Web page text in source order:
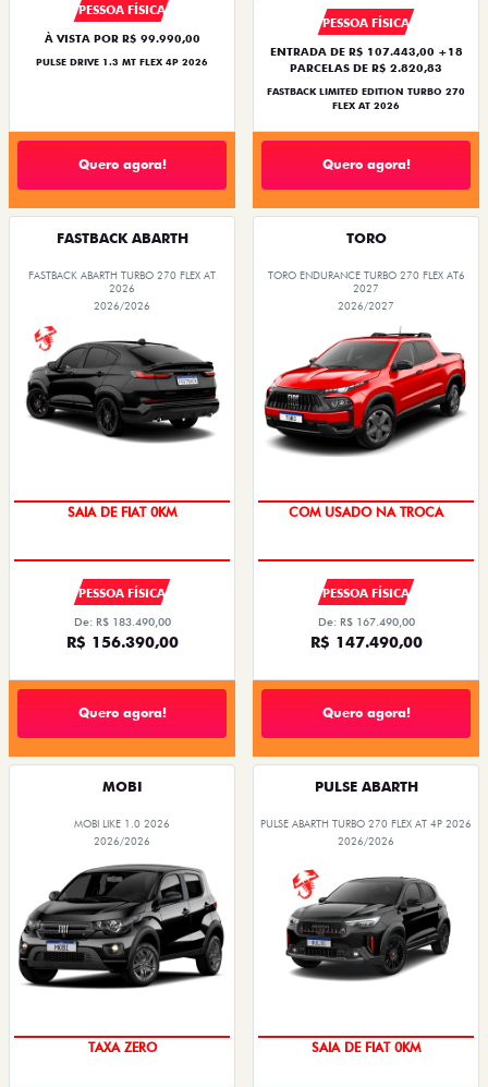
PESSOA FÍSICA
À VISTA POR R$ 99.990,00
PULSE DRIVE 1.3 MT FLEX 4P 2026
Quero agora!
PESSOA FÍSICA
ENTRADA DE R$ 107.443,00 +18
PARCELAS DE R$ 2.820,83
FASTBACK LIMITED EDITION TURBO 270
FLEX AT 2026
Quero agora!
FASTBACK ABARTH
FASTBACK ABARTH TURBO 270 FLEX AT
2026
2026/2026
SAIA DE FIAT 0KM
PESSOA FÍSICA
De: R$ 183.490,00
R$ 156.390,00
Quero agora!
TORO
TORO ENDURANCE TURBO 270 FLEX AT6
2027
2026/2027
COM USADO NA TROCA
PESSOA FÍSICA
De: R$ 167.490,00
R$ 147.490,00
Quero agora!
MOBI
MOBI LIKE 1.0 2026
2026/2026
TAXA ZERO
PULSE ABARTH
PULSE ABARTH TURBO 270 FLEX AT 4P 2026
2026/2026
SAIA DE FIAT 0KM